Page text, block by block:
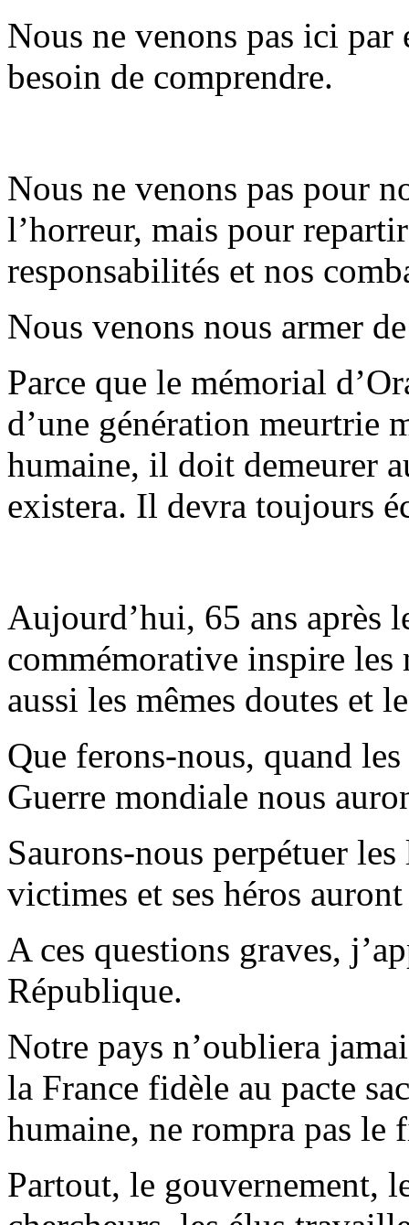
Nous ne venons pas ici par
besoin de comprendre.
Nous ne venons pas pour
l’horreur, mais pour
responsabilités et nos
Nous venons nous armer
Parce que le mémorial
d’une génération meurtrie
humaine, il doit demeurer
existera. Il devra toujours
Aujourd’hui, 65 ans après
commémorative inspire les
aussi les mêmes doutes et
Que ferons-nous, quand
Guerre mondiale nous
Saurons-nous perpétuer
victimes et ses héros
A ces questions graves,
République.
Notre pays n’oubliera
la France fidèle au pacte
humaine, ne rompra pas le
Partout, le gouvernement,